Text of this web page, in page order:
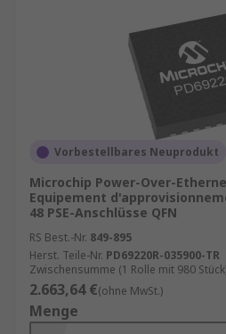
Vorbestellbares Neuprodukt
Microchip Power-Over-
Equipement
48 PSE-Anschlüsse QFN
RS Best.-Nr. 849-895
Herst. Teile-Nr. PD69220R-035900-TR
Zwischensumme (1 Rolle mit 980
2.663,64 €(ohne MwSt.)
Menge